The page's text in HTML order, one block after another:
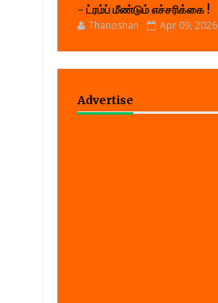
- ட்ரம்ப் மீண்டும் எச்சரிக்கை !
Thanoshan Apr 09, 2026
Advertise